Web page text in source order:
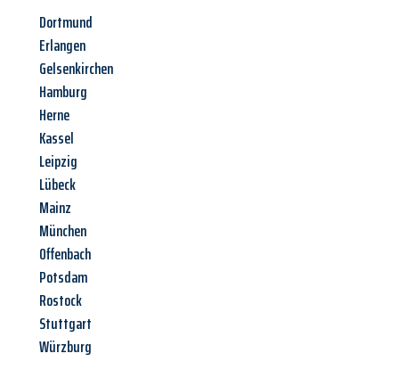
Dortmund
Erlangen
Gelsenkirchen
Hamburg
Herne
Kassel
Leipzig
Lübeck
Mainz
München
Offenbach
Potsdam
Rostock
Stuttgart
Würzburg